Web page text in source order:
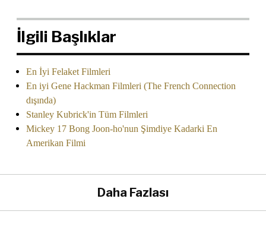
İlgili Başlıklar
En İyi Felaket Filmleri
En iyi Gene Hackman Filmleri (The French Connection
dışında)
Stanley Kubrick'in Tüm Filmleri
Mickey 17 Bong Joon-ho'nun Şimdiye Kadarki En
Amerikan Filmi
Daha Fazlası